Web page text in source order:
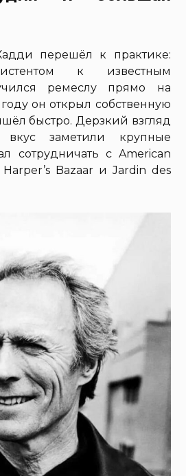
перешёл к практике:
к известным
ремеслу прямо на
он открыл собственную
быстро. Дерзкий взгляд
заметили крупные
сотрудничать с American
Bazaar и Jardin des